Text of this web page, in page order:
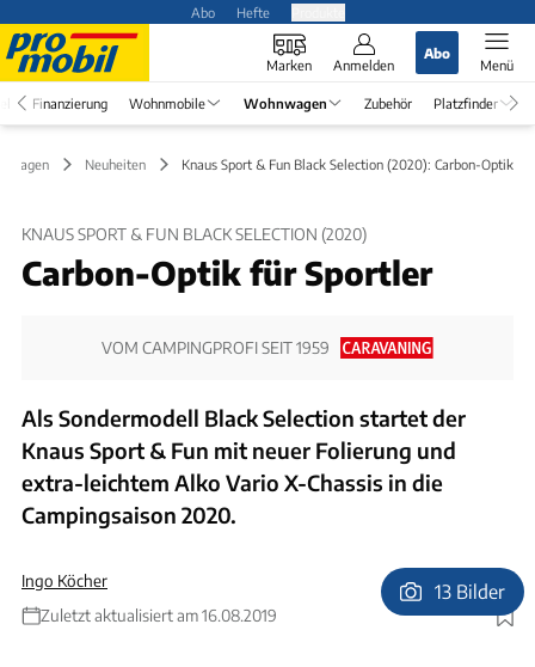
Abo Hefte
Marken Anmelden
Abo
Menü
Finanzierung Wohnmobile Wohnwagen Zubehör Platzfinder
Neuheiten Knaus Sport & Fun Black Selection (2020): Carbon-Optik
KNAUS SPORT & FUN BLACK SELECTION (2020)
Carbon-Optik für Sportler
VOM CAMPINGPROFI SEIT 1959
Als Sondermodell Black Selection startet der
Knaus Sport & Fun mit neuer Folierung und
extra-leichtem Alko Vario X-Chassis in die
Campingsaison 2020.
Ingo Köcher
Zuletzt aktualisiert am 16.08.2019
Foto: Knaus
13 Bilder